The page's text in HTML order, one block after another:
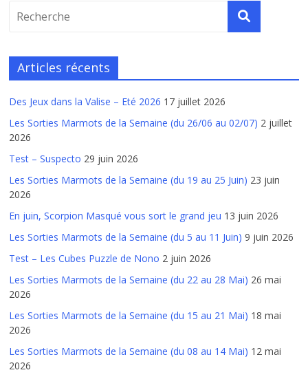
Articles récents
Des Jeux dans la Valise – Eté 2026 17 juillet 2026
Les Sorties Marmots de la Semaine (du 26/06 au 02/07) 2 juillet
2026
Test – Suspecto 29 juin 2026
Les Sorties Marmots de la Semaine (du 19 au 25 Juin) 23 juin
2026
En juin, Scorpion Masqué vous sort le grand jeu 13 juin 2026
Les Sorties Marmots de la Semaine (du 5 au 11 Juin) 9 juin 2026
Test – Les Cubes Puzzle de Nono 2 juin 2026
Les Sorties Marmots de la Semaine (du 22 au 28 Mai) 26 mai
2026
Les Sorties Marmots de la Semaine (du 15 au 21 Mai) 18 mai
2026
Les Sorties Marmots de la Semaine (du 08 au 14 Mai) 12 mai
2026